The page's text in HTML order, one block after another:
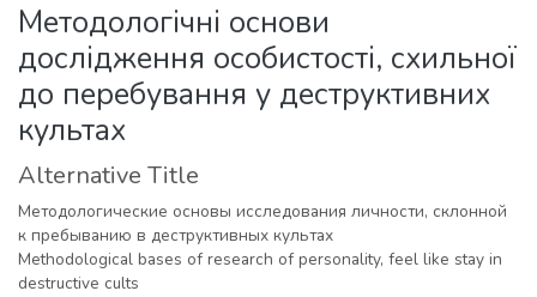
Statistics
Методологічні основи
дослідження особистості, схильної
до перебування у деструктивних
культах
Alternative Title
Методологические основы исследования личности, склонной
к пребыванию в деструктивных культах
Methodological bases of research of personality, feel like stay in
destructive cults